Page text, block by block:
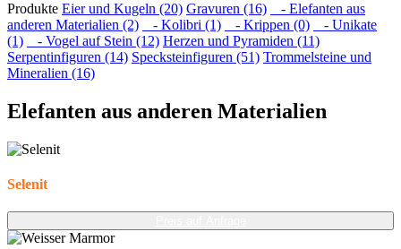
Produkte Eier und Kugeln (20) Gravuren (16)
- Elefanten aus
anderen Materialien (2)
- Kolibri (1) - Krippen (0)
- Unikate
(1)
- Vogel auf Stein (12) Herzen und Pyramiden (11)
Serpentinfiguren (14) Specksteinfiguren (51) Trommelsteine und
Mineralien (16)
Elefanten aus anderen Materialien
Selenit